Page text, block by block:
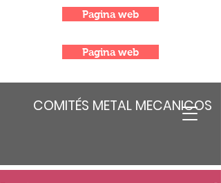
COMITÉS METAL MECANICOS
Pagina web
Pagina web